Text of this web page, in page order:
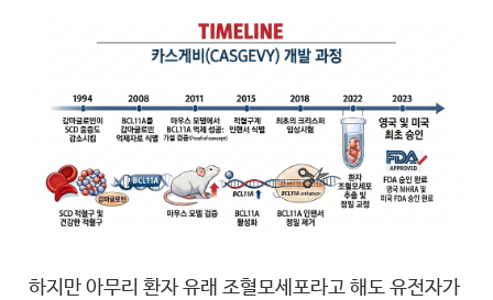
하지만 아무리 환자 유래 조혈모세포라고 해도 유전자가